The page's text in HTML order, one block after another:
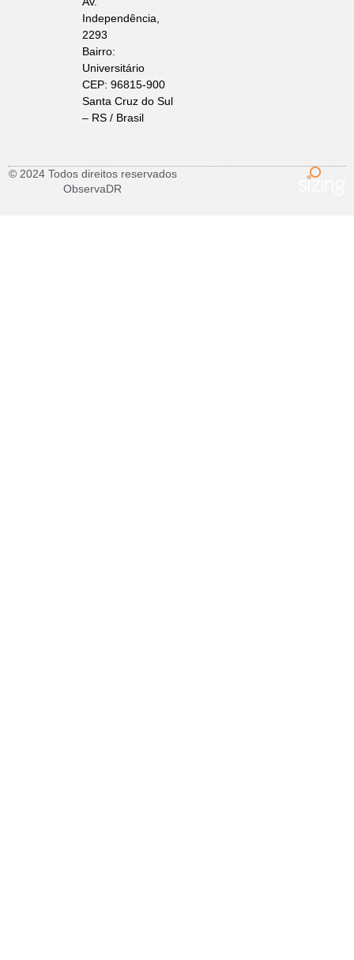
Independência,
2293
Bairro:
Universitário
CEP: 96815-900
Santa Cruz do Sul
– RS / Brasil
© 2024 Todos direitos reservados
ObservaDR